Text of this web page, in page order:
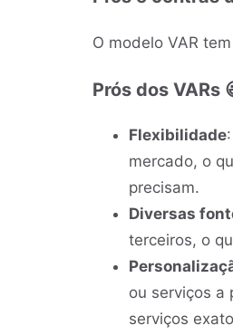
O modelo VAR
Prós dos VARs
Flexibilidade
mercado, o
precisam.
Diversas
terceiros, o
ou serviços a
serviços